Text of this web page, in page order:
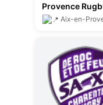
Provence
Aix-en-